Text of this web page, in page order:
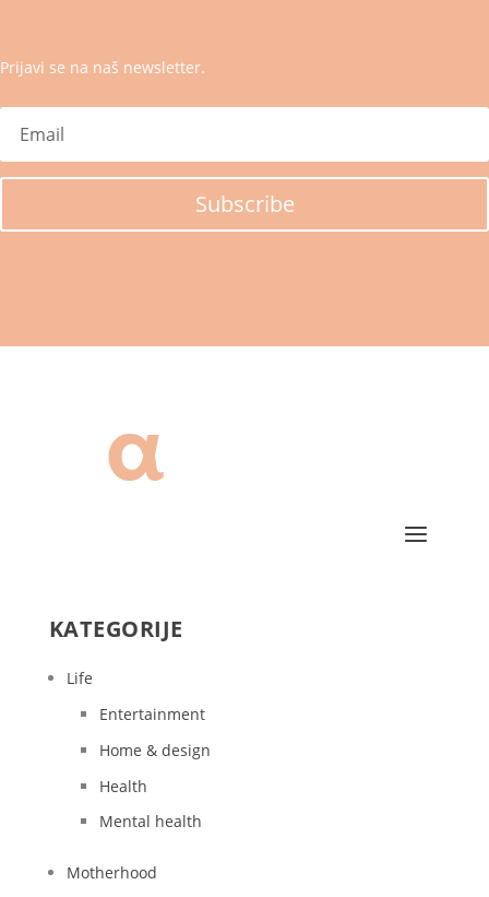
Prijavi se na naš newsletter.
Subscribe
KATEGORIJE
Life
Entertainment
Home & design
Health
Mental health
Motherhood